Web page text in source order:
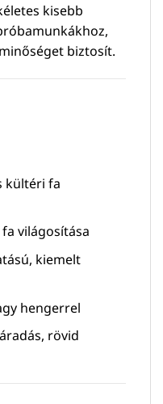
kisebb
biztosít.
kültéri fa
világosítása
kiemelt
hengerrel
rövid